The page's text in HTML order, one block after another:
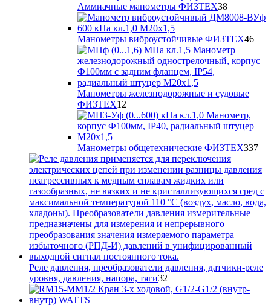
Аммиачные манометры ФИЗТЕХ3838
товаров
Манометры виброустойчивые ФИЗТЕХ4646
Манометры железнодорожные и судовые
ФИЗТЕХ12
товаров
Манометры общетехнические ФИЗТЕХ337
Реле давления, преобразователи давления, датчики-реле
уровня, давления, напора, тяги32
товара